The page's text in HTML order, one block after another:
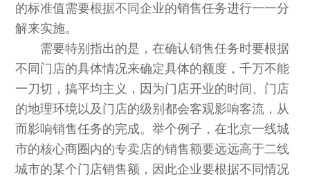
的标准值需要根据不同企业的销售任务进行一一分
解来实施。
需要特别指出的是，在确认销售任务时要根据
不同门店的具体情况来确定具体的额度，千万不能
一刀切，搞平均主义，因为门店开业的时间、门店
的地理环境以及门店的级别都会客观影响客流，从
而影响销售任务的完成。举个例子，在北京一线城
市的核心商圈内的专卖店的销售额要远远高于二线
城市的某个门店销售额，因此企业要根据不同情况